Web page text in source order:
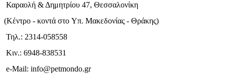
Καραολή & Δημητρίου 47, Θεσσαλονίκη
(Kέντρο - κοντά στο Yπ. Μακεδονίας - Θράκης)
Τηλ.: 2314-058558
Κιν.: 6948-838531
e-Mail: info@petmondo.gr